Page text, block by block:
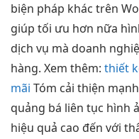
biện pháp khác trên
giúp tối ưu hơn nữa
dịch vụ mà doanh
hàng. Xem thêm: thiết
mãi Tóm cải thiện mạnh
quảng bá liên tục hình
hiệu quả cao đến với